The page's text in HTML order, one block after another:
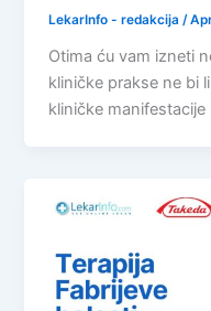
LekarInfo - redakcija/
Otima ću vam izneti
kliničke prakse ne bi
kliničke